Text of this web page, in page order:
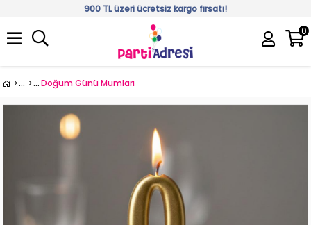
900 TL üzeri ücretsiz kargo fırsatı!
0
Üye Girişi
Doğum Günü Mumları